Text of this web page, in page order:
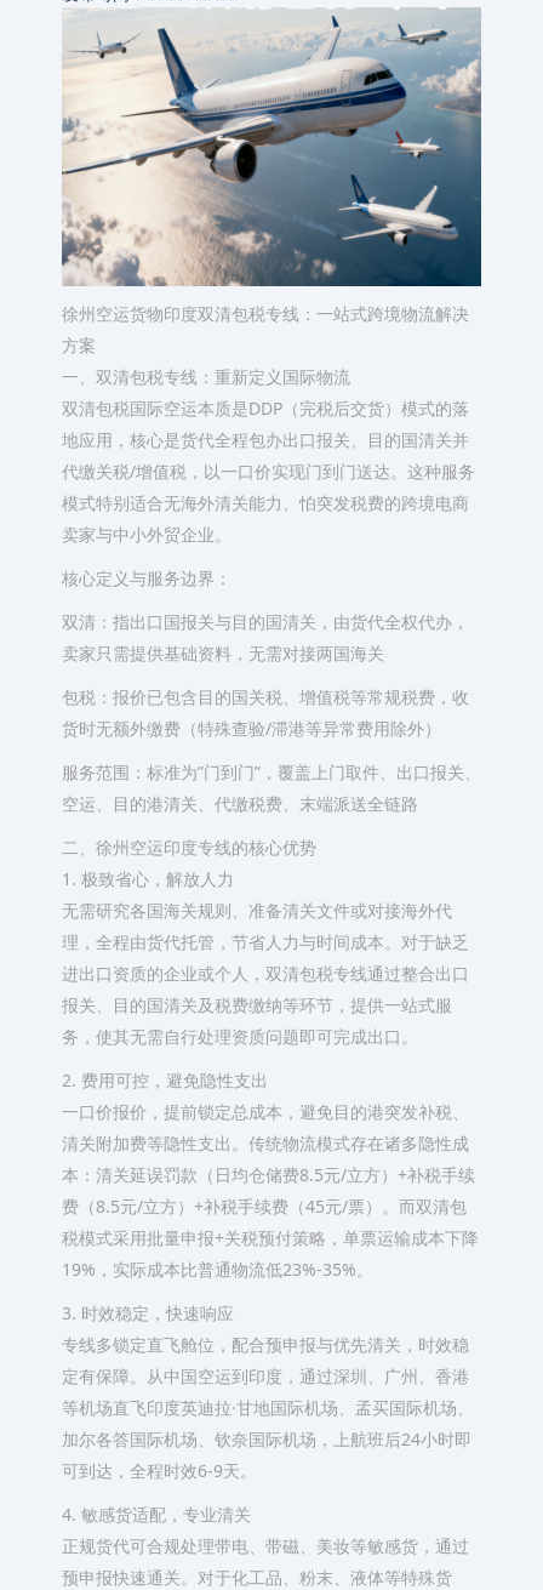
徐州空运货物印度双清包税专线：一站式跨境物流解决
方案
一、双清包税专线：重新定义国际物流
双清包税国际空运本质是DDP（完税后交货）模式的落
地应用，核心是货代全程包办出口报关、目的国清关并
代缴关税/增值税，以一口价实现门到门送达。这种服务
模式特别适合无海外清关能力、怕突发税费的跨境电商
卖家与中小外贸企业。
核心定义与服务边界：
双清：指出口国报关与目的国清关，由货代全权代办，
卖家只需提供基础资料，无需对接两国海关
包税：报价已包含目的国关税、增值税等常规税费，收
货时无额外缴费（特殊查验/滞港等异常费用除外）
服务范围：标准为”门到门”，覆盖上门取件、出口报关、
空运、目的港清关、代缴税费、末端派送全链路
二、徐州空运印度专线的核心优势
1. 极致省心，解放人力
无需研究各国海关规则、准备清关文件或对接海外代
理，全程由货代托管，节省人力与时间成本。对于缺乏
进出口资质的企业或个人，双清包税专线通过整合出口
报关、目的国清关及税费缴纳等环节，提供一站式服
务，使其无需自行处理资质问题即可完成出口。
2. 费用可控，避免隐性支出
一口价报价，提前锁定总成本，避免目的港突发补税、
清关附加费等隐性支出。传统物流模式存在诸多隐性成
本：清关延误罚款（日均仓储费8.5元/立方）+补税手续
费（8.5元/立方）+补税手续费（45元/票）。而双清包
税模式采用批量申报+关税预付策略，单票运输成本下降
19%，实际成本比普通物流低23%-35%。
3. 时效稳定，快速响应
专线多锁定直飞舱位，配合预申报与优先清关，时效稳
定有保障。从中国空运到印度，通过深圳、广州、香港
等机场直飞印度英迪拉·甘地国际机场、孟买国际机场、
加尔各答国际机场、钦奈国际机场，上航班后24小时即
可到达，全程时效6-9天。
4. 敏感货适配，专业清关
正规货代可合规处理带电、带磁、美妆等敏感货，通过
预申报快速通关。对于化工品、粉末、液体等特殊货